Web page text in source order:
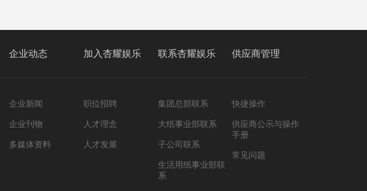
企业动态
企业新闻
企业刊物
多媒体资料
加入杏耀娱乐
职位招聘
人才理念
人才发展
联系杏耀娱乐
集团总部联系
大纸事业部联系
子公司联系
生活用纸事业部联
系
供应商管理
快捷操作
供应商公示与操作
手册
常见问题